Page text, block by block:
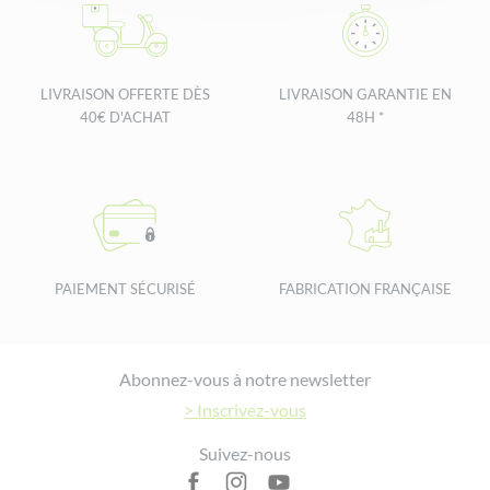
LIVRAISON OFFERTE DÈS
40€ D'ACHAT
LIVRAISON GARANTIE EN
48H *
PAIEMENT SÉCURISÉ FABRICATION FRANÇAISE
Abonnez-vous à notre newsletter
> Inscrivez-vous
Suivez-nous